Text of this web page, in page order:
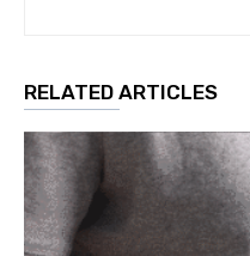
RELATED ARTICLES